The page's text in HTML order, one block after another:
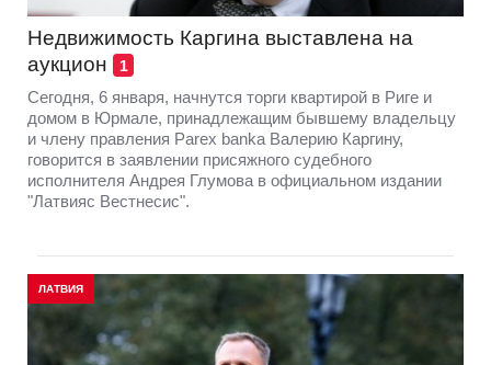
Недвижимость Каргина выставлена на
аукцион
1
Сегодня, 6 января, начнутся торги квартирой в Риге и
домом в Юрмале, принадлежащим бывшему владельцу
и члену правления Parex bankа Валерию Каргину,
говорится в заявлении присяжного судебного
исполнителя Андрея Глумова в официальном издании
"Латвияс Вестнесис".
ЛАТВИЯ